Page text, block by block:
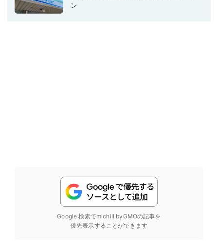
ン
Google 検索でmichill byGMOの記事を
優先表示することができます